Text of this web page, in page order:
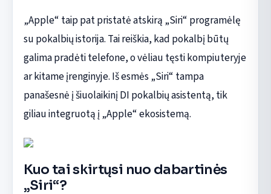
„Apple“ taip pat pristatė atskirą „Siri“ programėlę
su pokalbių istorija. Tai reiškia, kad pokalbį būtų
galima pradėti telefone, o vėliau tęsti kompiuteryje
ar kitame įrenginyje. Iš esmės „Siri“ tampa
panašesnė į šiuolaikinį DI pokalbių asistentą, tik
giliau integruotą į „Apple“ ekosistemą.
Kuo tai skirtųsi nuo dabartinės
„Siri“?